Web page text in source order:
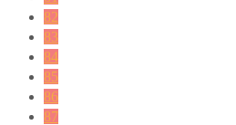
82
83
84
85
86
87